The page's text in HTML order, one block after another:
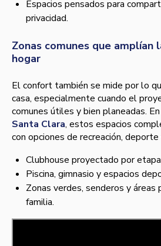
Espacios pensados para
privacidad.
Zonas comunes que amplían
hogar
El confort también se mide por lo
casa, especialmente cuando el
comunes útiles y bien planeadas. En
Santa Clara, estos espacios
con opciones de recreación, deporte
Clubhouse proyectado por
Piscina, gimnasio y espacios
Zonas verdes, senderos y áreas
familia.